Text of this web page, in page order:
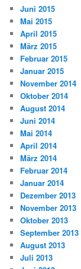
Juni 2015
Mai 2015
April 2015
März 2015
Februar 2015
Januar 2015
November 2014
Oktober 2014
August 2014
Juni 2014
Mai 2014
April 2014
März 2014
Februar 2014
Januar 2014
Dezember 2013
November 2013
Oktober 2013
September 2013
August 2013
Juli 2013